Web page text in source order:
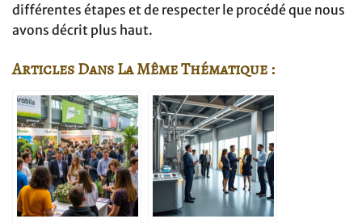
différentes étapes et de respecter le procédé que nous
avons décrit plus haut.
Articles Dans La Même Thématique :